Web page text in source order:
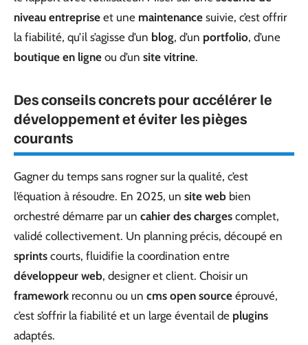
niveau entreprise et une maintenance suivie, c’est offrir
la fiabilité, qu’il s’agisse d’un blog, d’un portfolio, d’une
boutique en ligne ou d’un site vitrine.
Des conseils concrets pour accélérer le
développement et éviter les pièges
courants
Gagner du temps sans rogner sur la qualité, c’est
l’équation à résoudre. En 2025, un site web bien
orchestré démarre par un cahier des charges complet,
validé collectivement. Un planning précis, découpé en
sprints courts, fluidifie la coordination entre
développeur web, designer et client. Choisir un
framework reconnu ou un cms open source éprouvé,
c’est s’offrir la fiabilité et un large éventail de plugins
adaptés.